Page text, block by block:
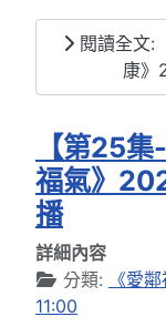
閱讀全文:
康》
【第25
福氣》
播
詳細內容
分類:
《愛
11:00